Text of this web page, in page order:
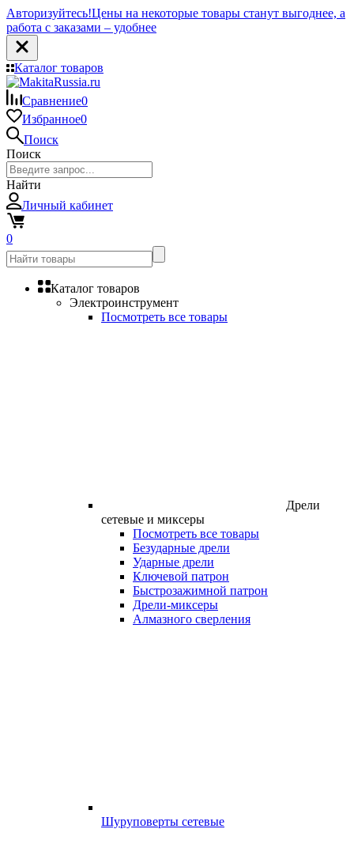
Авторизуйтесь!Цены на некоторые товары станут выгоднее, а
работа с заказами – удобнее
Каталог товаров
Сравнение0
Избранное0
Поиск
Поиск
Найти
Личный кабинет
0
Каталог товаров
Электроинструмент
Посмотреть все товары
Дрели
сетевые и миксеры
Посмотреть все товары
Безударные дрели
Ударные дрели
Ключевой патрон
Быстрозажимной патрон
Дрели-миксеры
Алмазного сверления
Шуруповерты сетевые